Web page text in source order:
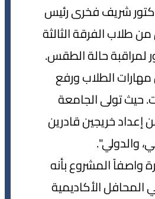
شريف فخرى رئيس
طلاب الفرقة الثالثة
لمراقبة حالة الطقس.
مهارات الطلاب ورفع
حيث تولى الجامعة
إعداد خريجين قادرين
والدولي".
واصفاً المشروع بأنه
الأكاديمية